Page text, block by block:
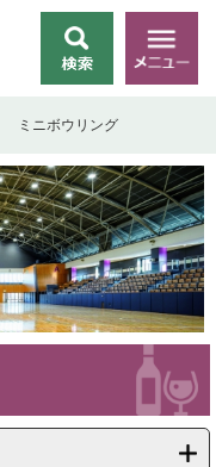
索
メ
ニ
ミニボウリング